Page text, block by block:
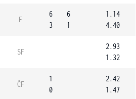
F
6
3
6
1
1.14
4.40
SF
2.93
1.32
ČF
1
0
2.42
1.47